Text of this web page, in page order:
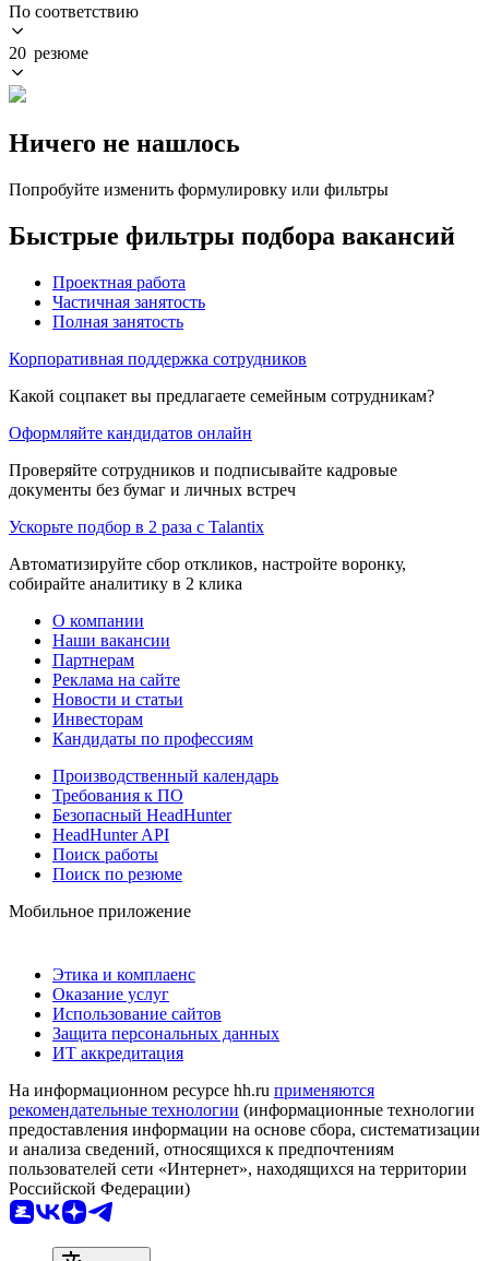
По соответствию
20 резюме
Ничего не нашлось
Попробуйте изменить формулировку или фильтры
Быстрые фильтры подбора вакансий
Проектная работа
Частичная занятость
Полная занятость
Корпоративная поддержка сотрудников
Какой соцпакет вы предлагаете семейным сотрудникам?
Оформляйте кандидатов онлайн
Проверяйте сотрудников и подписывайте кадровые
документы без бумаг и личных встреч
Ускорьте подбор в 2 раза с Talantix
Автоматизируйте сбор откликов, настройте воронку,
собирайте аналитику в 2 клика
О компании
Наши вакансии
Партнерам
Реклама на сайте
Новости и статьи
Инвесторам
Кандидаты по профессиям
Производственный календарь
Требования к ПО
Безопасный HeadHunter
HeadHunter API
Поиск работы
Поиск по резюме
Мобильное приложение
Этика и комплаенс
Оказание услуг
Использование сайтов
Защита персональных данных
ИТ аккредитация
На информационном ресурсе hh.ru применяются
рекомендательные технологии (информационные технологии
предоставления информации на основе сбора, систематизации
и анализа сведений, относящихся к предпочтениям
пользователей сети «Интернет», находящихся на территории
Российской Федерации)